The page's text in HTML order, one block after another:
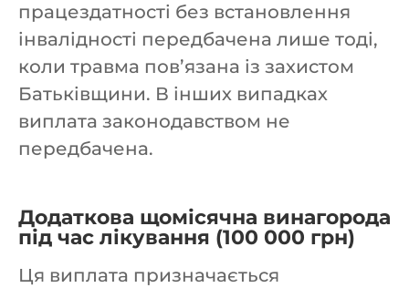
працездатності без встановлення
інвалідності передбачена лише тоді,
коли травма пов’язана із захистом
Батьківщини. В інших випадках
виплата законодавством не
передбачена.
Додаткова щомісячна винагорода
під час лікування (100 000 грн)
Ця виплата призначається